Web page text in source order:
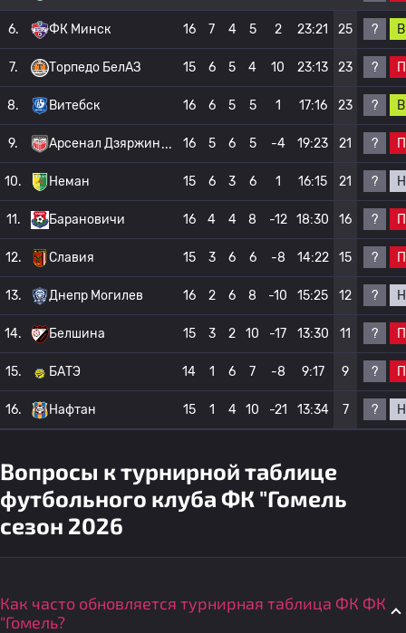
6. ФК Минск 16 7 4 5 2 23:21 25 ? В
7. Торпедо БелАЗ 15 6 5 4 10 23:13 23 ? П
8. Витебск 16 6 5 5 1 17:16 23 ? В
9. Арсенал Дзяржин 16 5 6 5 -4 19:23 21 ? П
10. Неман 15 6 3 6 1 16:15 21 ? Н
11. Барановичи 16 4 4 8 -12 18:30 16 ? П
12. Славия 15 3 6 6 -8 14:22 15 ? П
13. Днепр Могилев 16 2 6 8 -10 15:25 12 ? Н
14. Белшина 15 3 2 10 -17 13:30 11 ? П
15. БАТЭ 14 1 6 7 -8 9:17 9 ? П
16. Нафтан 15 1 4 10 -21 13:34 7 ? Н
Вопросы к турнирной таблице
футбольного клуба ФК "Гомель
сезон 2026
Как часто обновляется турнирная таблица ФК ФК
"Гомель?